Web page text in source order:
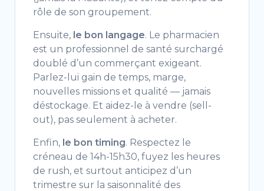
récents, ce qui permet de cibler
en priorité les officines en phase
de réorganisation.
rôle de son groupement.
Ensuite, le bon langage. Le pharmacien
est un professionnel de santé surchargé
doublé d’un commerçant exigeant.
Parlez-lui gain de temps, marge,
nouvelles missions et qualité — jamais
déstockage. Et aidez-le à vendre (sell-
out), pas seulement à acheter.
Enfin, le bon timing. Respectez le
créneau de 14h-15h30, fuyez les heures
de rush, et surtout anticipez d’un
trimestre sur la saisonnalité des